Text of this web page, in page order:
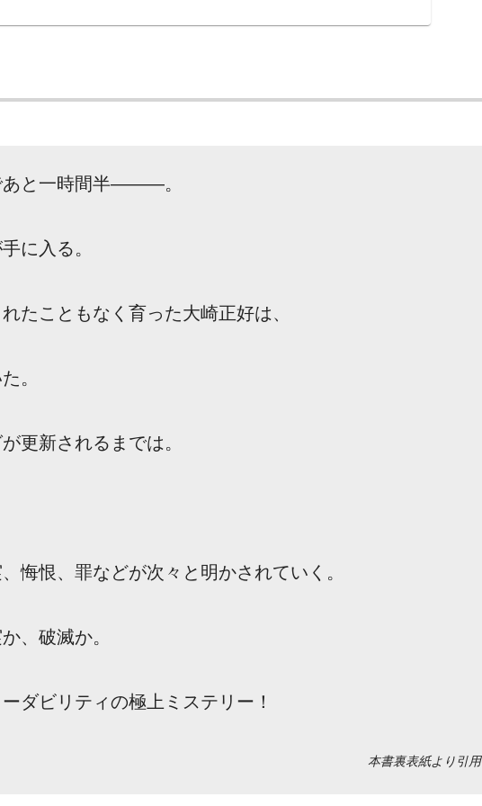
あと一時間半———。
に入る。
たこともなく育った大崎正好は、
。
更新されるまでは。
悔恨、罪などが次々と明かされていく。
、破滅か。
ダビリティの極上ミステリー！
本書裏表紙より引用